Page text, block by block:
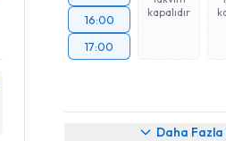
16:00
17:00
kapalıdır
Daha